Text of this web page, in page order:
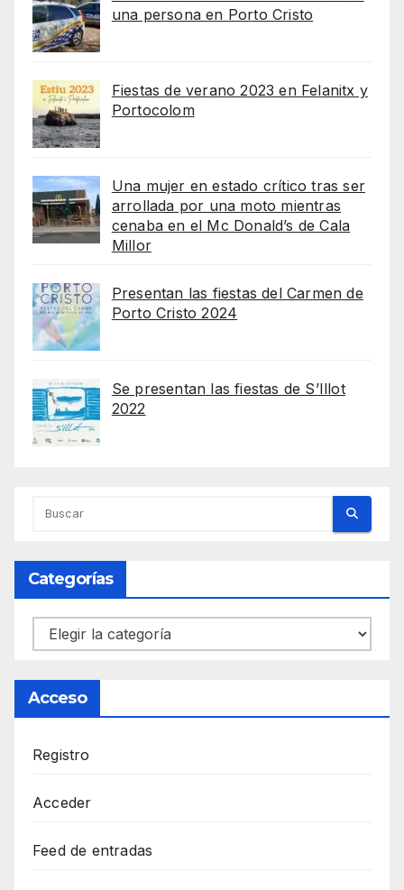
una persona en Porto Cristo
Fiestas de verano 2023 en Felanitx y
Portocolom
Una mujer en estado crítico tras ser
arrollada por una moto mientras
cenaba en el Mc Donald’s de Cala
Millor
Presentan las fiestas del Carmen de
Porto Cristo 2024
Se presentan las fiestas de S’Illot
2022
Categorías
Categorías
Acceso
Registro
Acceder
Feed de entradas